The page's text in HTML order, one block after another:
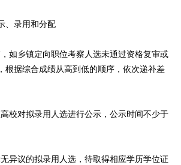
录用和分配
乡镇定向职位考察人选未通过资格复审或
根据综合成绩从高到低的顺序，依次递补差
对拟录用人选进行公示，公示时间不少于
议的拟录用人选，待取得相应学历学位证